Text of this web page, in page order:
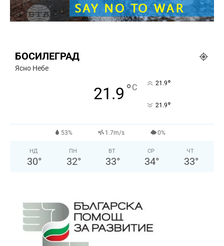
БОСИЛЕГРАД
Ясно Небе
21.9 °C 21.9°
21.9°
53% 1.7m/s 0%
НД
30°
ПН
32°
ВТ
33°
СР
34°
ЧТ
33°